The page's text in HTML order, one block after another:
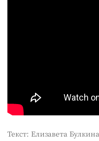
Текст: Елизавета Булкина